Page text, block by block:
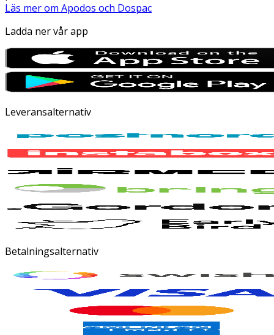
Läs mer om Apodos och Dospac
Ladda ner vår app
Leveransalternativ
Betalningsalternativ